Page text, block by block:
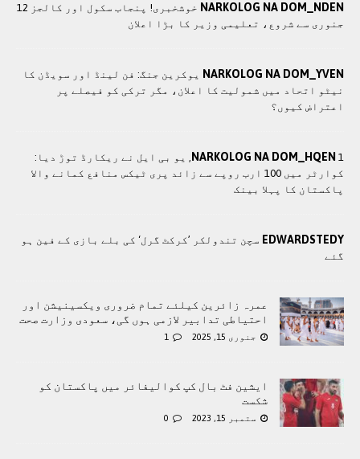
NARKOLOG NA DOM_NDEN
خوشخبری! پنجاب سکول اور کالجز 12
جنوری سے شروع، تعلیمی وزیر کا بڑا اعلان
NARKOLOG NA DOM_YVEN یوکرین جنگ: فن لینڈ اور سویڈن کا
نیٹو اتحاد میں شمولیت کا اعلان، مگر ترکی کو فیصلے پر
اعتراض کیوں؟
NARKOLOG NA DOM_HQEN1, یو بی ایل نے ریکارڈ توڑ دیا:
کوارٹر میں 100 ارب روپے سے زائد پری ٹیکس منافع کمانے والا
پاکستان کا پہلا بینک
EDWARDSTEDY سچن تندولکر ’کرکٹ گرل‘ کی بلے بازی کے فین ہو
گئے
عمرہ زائرین کیلئے تمام ضروری ویکسینیشن اور
احتیاطی تدابیر لازمی ہوں گی، سعودی وزارت صحت
جنوری 15, 2025 1
ایشین فٹ بال کپ کوالیفائر میں پاکستان کو
شکست
ستمبر 15, 2023 0